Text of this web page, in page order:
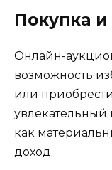
Покупка
Онлайн-
возможность
или
увлекательный
как
доход.